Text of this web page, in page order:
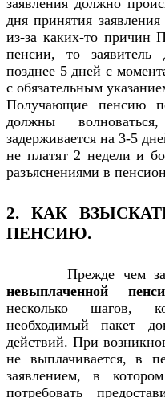
дня принятия
из-за каких-то причин
пенсии, то
позднее 5 дней с
с обязательным
Получающие пенсию
должны
задерживается на 3-5
не платят 2 недели и
разъяснениями в
2. КАК
ПЕНСИЮ.
Прежде чем
невыплаченной
несколько шагов,
необходимый пакет
действий. При
не выплачивается, в
заявлением, в
потребовать